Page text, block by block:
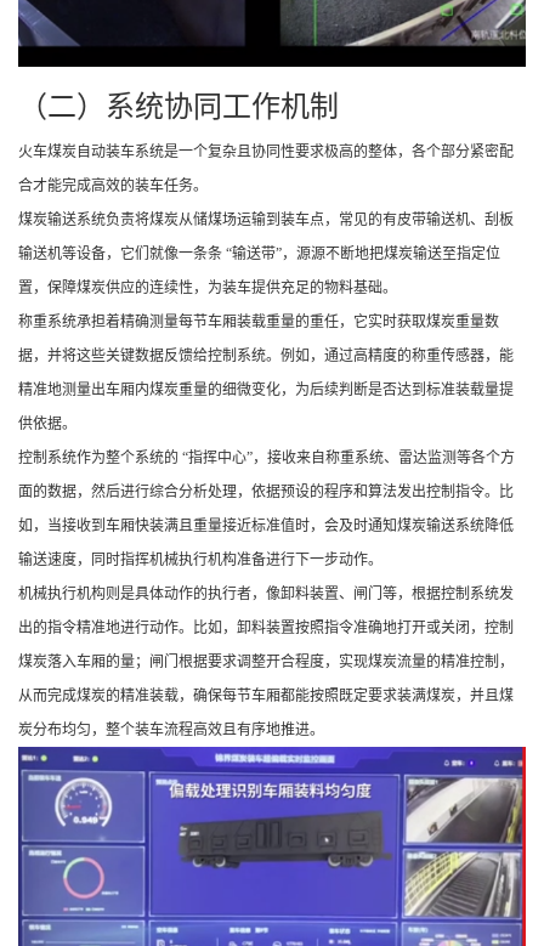
（二）系统协同工作机制
火车煤炭自动装车系统是一个复杂且协同性要求极高的整体，各个部分紧密配
合才能完成高效的装车任务。
煤炭输送系统负责将煤炭从储煤场运输到装车点，常见的有皮带输送机、刮板
输送机等设备，它们就像一条条 “输送带”，源源不断地把煤炭输送至指定位
置，保障煤炭供应的连续性，为装车提供充足的物料基础。
称重系统承担着精确测量每节车厢装载重量的重任，它实时获取煤炭重量数
据，并将这些关键数据反馈给控制系统。例如，通过高精度的称重传感器，能
精准地测量出车厢内煤炭重量的细微变化，为后续判断是否达到标准装载量提
供依据。
控制系统作为整个系统的 “指挥中心”，接收来自称重系统、雷达监测等各个方
面的数据，然后进行综合分析处理，依据预设的程序和算法发出控制指令。比
如，当接收到车厢快装满且重量接近标准值时，会及时通知煤炭输送系统降低
输送速度，同时指挥机械执行机构准备进行下一步动作。
机械执行机构则是具体动作的执行者，像卸料装置、闸门等，根据控制系统发
出的指令精准地进行动作。比如，卸料装置按照指令准确地打开或关闭，控制
煤炭落入车厢的量；闸门根据要求调整开合程度，实现煤炭流量的精准控制，
从而完成煤炭的精准装载，确保每节车厢都能按照既定要求装满煤炭，并且煤
炭分布均匀，整个装车流程高效且有序地推进。